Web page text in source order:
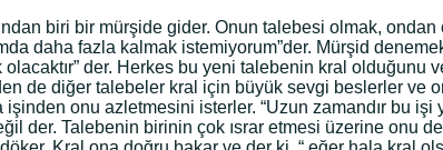
biri bir mürşide gider. Onun talebesi olmak,
daha fazla kalmak istemiyorum”der. Mürşid
der. Herkes bu yeni talebenin kral olduğunu
de diğer talebeler kral için büyük sevgi beslerler
onu azletmesini isterler. “Uzun zamandır bu
der. Talebenin birinin çok ısrar etmesi üzerine onu